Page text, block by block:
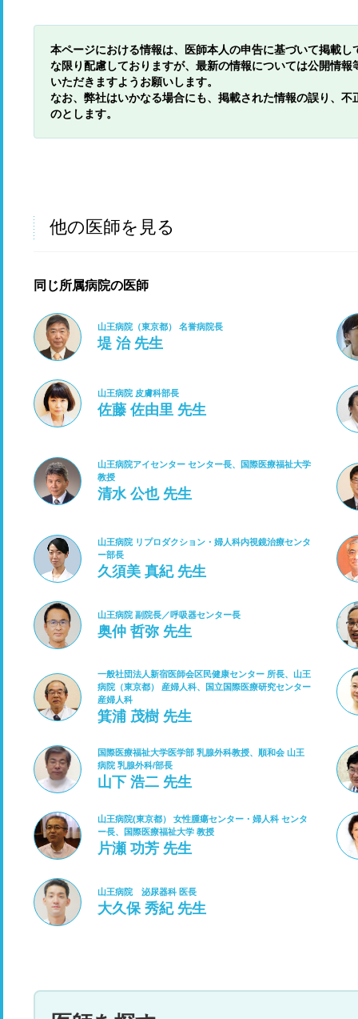
本ページにおける情報は、医師本人の申告に基づいて掲載
な限り配慮しておりますが、最新の情報については公開情
いただきますようお願いします。
なお、弊社はいかなる場合にも、掲載された情報の誤り、
のとします。
他の医師を見る
同じ所属病院の医師
山王病院（東京都） 名誉病院長
堤 治 先生
山王病院 皮膚科部長
佐藤 佐由里 先生
山王病院アイセンター センター長、国際医療福祉大学
教授
清水 公也 先生
山王病院 リプロダクション・婦人科内視鏡治療センタ
ー部長
久須美 真紀 先生
山王病院 副院長／呼吸器センター長
奥仲 哲弥 先生
一般社団法人新宿医師会区民健康センター 所長、山王
病院（東京都） 産婦人科、国立国際医療研究センター
産婦人科
箕浦 茂樹 先生
国際医療福祉大学医学部 乳腺外科教授、順和会 山王
病院 乳腺外科/部長
山下 浩二 先生
山王病院(東京都） 女性腫瘍センター・婦人科 センタ
ー長、国際医療福祉大学 教授
片瀬 功芳 先生
山王病院 泌尿器科 医長
大久保 秀紀 先生